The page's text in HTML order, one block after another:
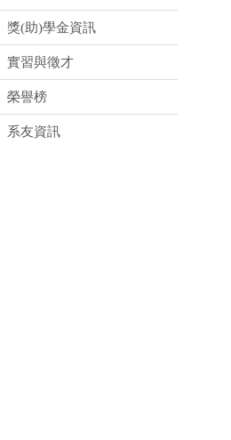
獎(助)學金資訊
實習與徵才
榮譽榜
系友資訊